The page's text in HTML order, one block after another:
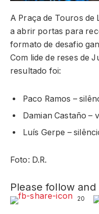
A Praça de Touros de
a abrir portas para
formato de desafio
Com lide de reses de
resultado foi:
Paco Ramos –
Damian Castaño –
Luís Gerpe –
Foto: D.R.
Please follow and
20